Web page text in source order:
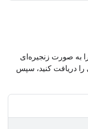
به صورت زنجیره‌ای
را دریافت کنید، سپس